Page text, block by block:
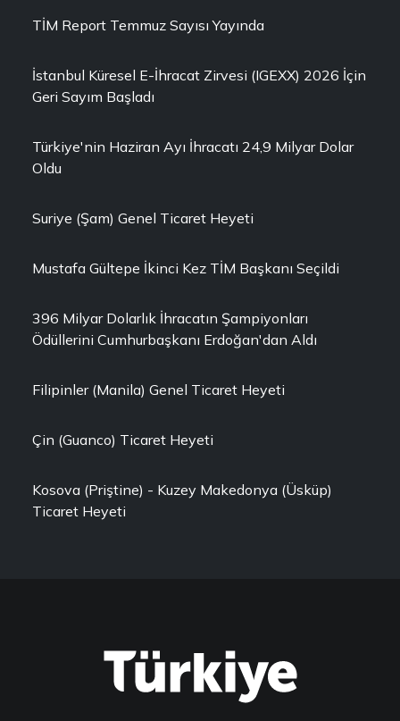
TİM Report Temmuz Sayısı Yayında
İstanbul Küresel E-İhracat Zirvesi (IGEXX) 2026 İçin
Geri Sayım Başladı
Türkiye'nin Haziran Ayı İhracatı 24,9 Milyar Dolar
Oldu
Suriye (Şam) Genel Ticaret Heyeti
Mustafa Gültepe İkinci Kez TİM Başkanı Seçildi
396 Milyar Dolarlık İhracatın Şampiyonları
Ödüllerini Cumhurbaşkanı Erdoğan'dan Aldı
Filipinler (Manila) Genel Ticaret Heyeti
Çin (Guanco) Ticaret Heyeti
Kosova (Priştine) - Kuzey Makedonya (Üsküp)
Ticaret Heyeti